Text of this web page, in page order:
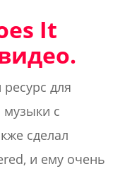
It
для
музыки с
сделал
и ему очень